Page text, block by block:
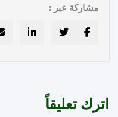
مشاركة عبر :
تعليقاً